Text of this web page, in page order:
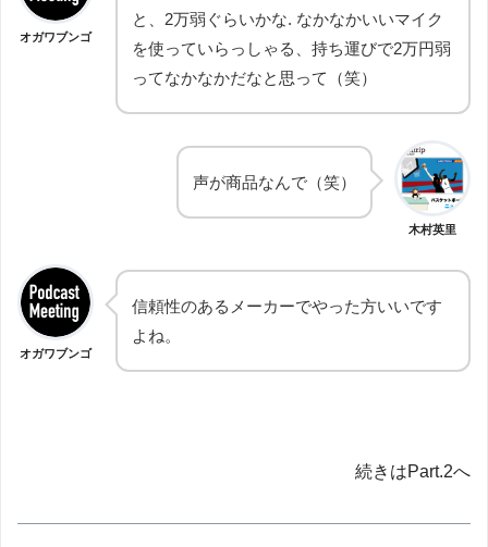
オガワブンゴ
と、2万弱ぐらいかな. なかなかいいマイク
を使っていらっしゃる、持ち運びで2万円弱
ってなかなかだなと思って（笑）
木村英里
声が商品なんで（笑）
オガワブンゴ
信頼性のあるメーカーでやった方いいです
よね。
続きはPart.2へ